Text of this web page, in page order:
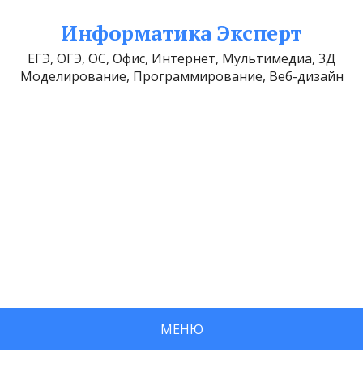
Информатика Эксперт
ЕГЭ, ОГЭ, ОС, Офис, Интернет, Мультимедиа, 3Д
Моделирование, Программирование, Веб-дизайн
МЕНЮ